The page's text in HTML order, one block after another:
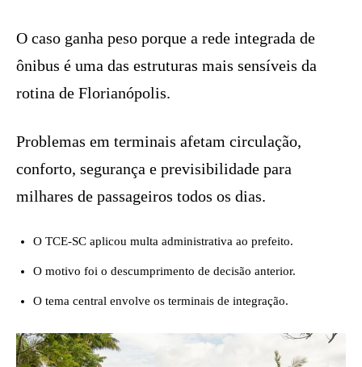
O caso ganha peso porque a rede integrada de
ônibus é uma das estruturas mais sensíveis da
rotina de Florianópolis.
Problemas em terminais afetam circulação,
conforto, segurança e previsibilidade para
milhares de passageiros todos os dias.
O TCE-SC aplicou multa administrativa ao prefeito.
O motivo foi o descumprimento de decisão anterior.
O tema central envolve os terminais de integração.